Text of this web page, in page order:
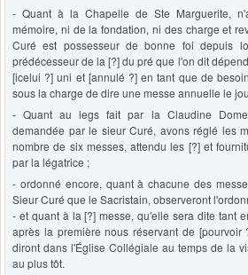
- Quant à la Chapelle de Ste Marguerite,
mémoire, ni de la fondation, ni des charge et
Curé est possesseur de bonne foi depuis
prédécesseur de la [?] du pré que l'on dit
[icelui ?] uni et [annulé ?] en tant que de
sous la charge de dire une messe annuelle le
- Quant au legs fait par la Claudine
demandée par le sieur Curé, avons réglé les
nombre de six messes, attendu les [?] et
par la légatrice ;
- ordonné encore, quant à chacune des
Sieur Curé que le Sacristain, observeront
- et quant à la [?] messe, qu'elle sera dite tant
après la première nous réservant de [pourvoir
diront dans l'Église Collégiale au temps de la
au plus tôt.